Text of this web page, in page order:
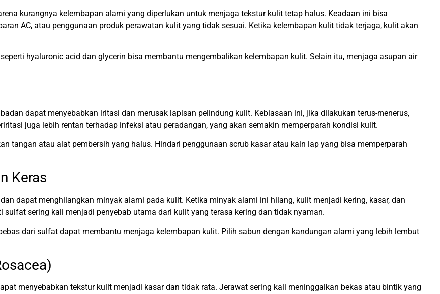
kurangnya kelembapan alami yang diperlukan untuk menjaga tekstur kulit tetap halus. Keadaan ini bisa
AC, atau penggunaan produk perawatan kulit yang tidak sesuai. Ketika kelembapan kulit tidak terjaga, kulit akan
hyaluronic acid dan glycerin bisa membantu mengembalikan kelembapan kulit. Selain itu, menjaga asupan air
dapat menyebabkan iritasi dan merusak lapisan pelindung kulit. Kebiasaan ini, jika dilakukan terus-menerus,
juga lebih rentan terhadap infeksi atau peradangan, yang akan semakin memperparah kondisi kulit.
tangan atau alat pembersih yang halus. Hindari penggunaan scrub kasar atau kain lap yang bisa memperparah
Keras
dapat menghilangkan minyak alami pada kulit. Ketika minyak alami ini hilang, kulit menjadi kering, kasar, dan
sulfat sering kali menjadi penyebab utama dari kulit yang terasa kering dan tidak nyaman.
dari sulfat dapat membantu menjaga kelembapan kulit. Pilih sabun dengan kandungan alami yang lebih lembut
menyebabkan tekstur kulit menjadi kasar dan tidak rata. Jerawat sering kali meninggalkan bekas atau bintik yang